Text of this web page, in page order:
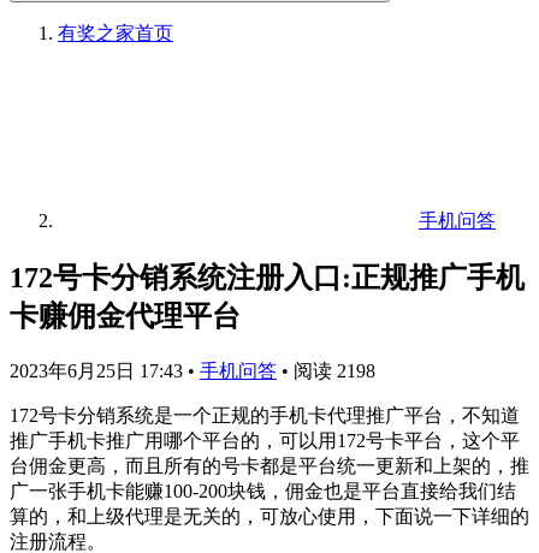
有奖之家首页
手机问答
172号卡分销系统注册入口:正规推广手机
卡赚佣金代理平台
2023年6月25日 17:43 • 手机问答 • 阅读 2198
172号卡分销系统是一个正规的手机卡代理推广平台，不知道
推广手机卡推广用哪个平台的，可以用172号卡平台，这个平
台佣金更高，而且所有的号卡都是平台统一更新和上架的，推
广一张手机卡能赚100-200块钱，佣金也是平台直接给我们结
算的，和上级代理是无关的，可放心使用，下面说一下详细的
注册流程。